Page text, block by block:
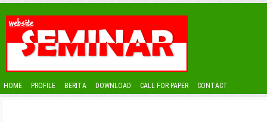
HOME PROFILE BERITA DOWNLOAD CALL FOR PAPER CONTACT